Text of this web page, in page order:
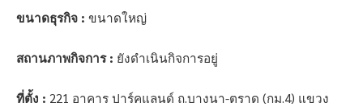
ขนาดธุรกิจ : ขนาดใหญ่
สถานภาพกิจการ : ยังดำเนินกิจการอยู่
ที่ตั้ง : 221 อาคาร ปาร์คแลนด์ ถ.บางนา-ตราด (กม.4) แขวง